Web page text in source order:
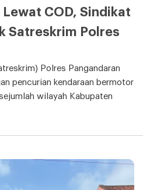
COD, Sindikat
Satreskrim Polres
Polres Pangandaran
pencurian kendaraan bermotor
wilayah Kabupaten